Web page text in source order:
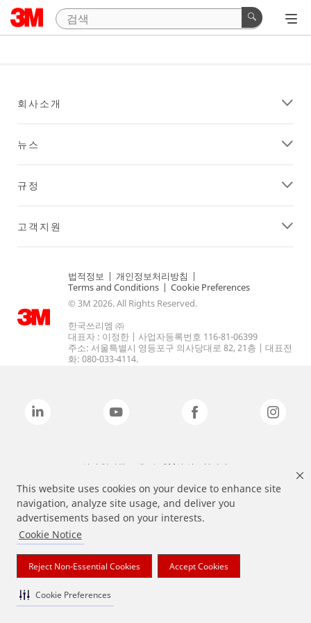
This website uses cookies on your device to enhance site
navigation, analyze site usage, and deliver you
advertisements based on your interests.
Cookie Notice
Reject Non-Essential Cookies Accept Cookies
Cookie Preferences
회사소개
뉴스
규정
고객지원
법적정보 | 개인정보처리방침 |
Terms and Conditions | Cookie Preferences
© 3M 2026. All Rights Reserved.
한국쓰리엠 ㈜
대표자 : 이정한 | 사업자등록번호 116-81-06399
주소: 서울특별시 영등포구 의사당대로 82, 21층 | 대표전
화: 080-033-4114.
상기 열거된 브랜드는 3M의 상표입니다.